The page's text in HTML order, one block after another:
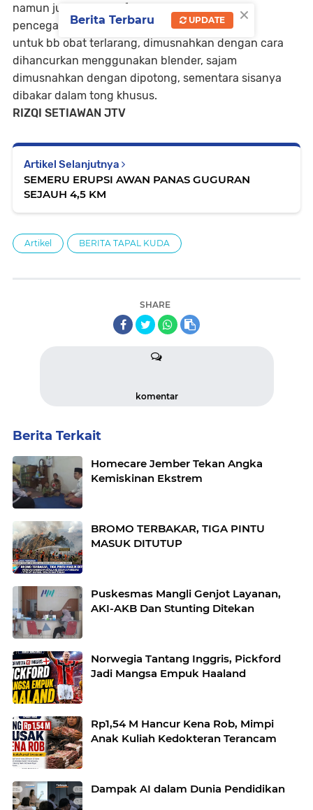
namun juga mencari formula untuk langkah
pencegahannya.
untuk bb obat terlarang, dimusnahkan dengan cara
dihancurkan menggunakan blender, sajam
dimusnahkan dengan dipotong, sementara sisanya
dibakar dalam tong khusus.
RIZQI SETIAWAN JTV
Artikel Selanjutnya
SEMERU ERUPSI AWAN PANAS GUGURAN
SEJAUH 4,5 KM
Artikel BERITA TAPAL KUDA
SHARE
komentar
Berita Terkait
Homecare Jember Tekan Angka
Kemiskinan Ekstrem
BROMO TERBAKAR, TIGA PINTU
MASUK DITUTUP
Puskesmas Mangli Genjot Layanan,
AKI-AKB Dan Stunting Ditekan
Norwegia Tantang Inggris, Pickford
Jadi Mangsa Empuk Haaland
Rp1,54 M Hancur Kena Rob, Mimpi
Anak Kuliah Kedokteran Terancam
Dampak AI dalam Dunia Pendidikan
×
Berita Terbaru UPDATE